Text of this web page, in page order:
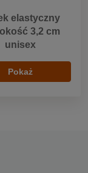
elastyczny
3,2 cm
unisex
Pokaż